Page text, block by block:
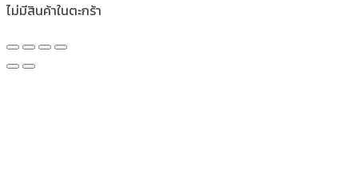
ไม่มีสินค้าในตะกร้า